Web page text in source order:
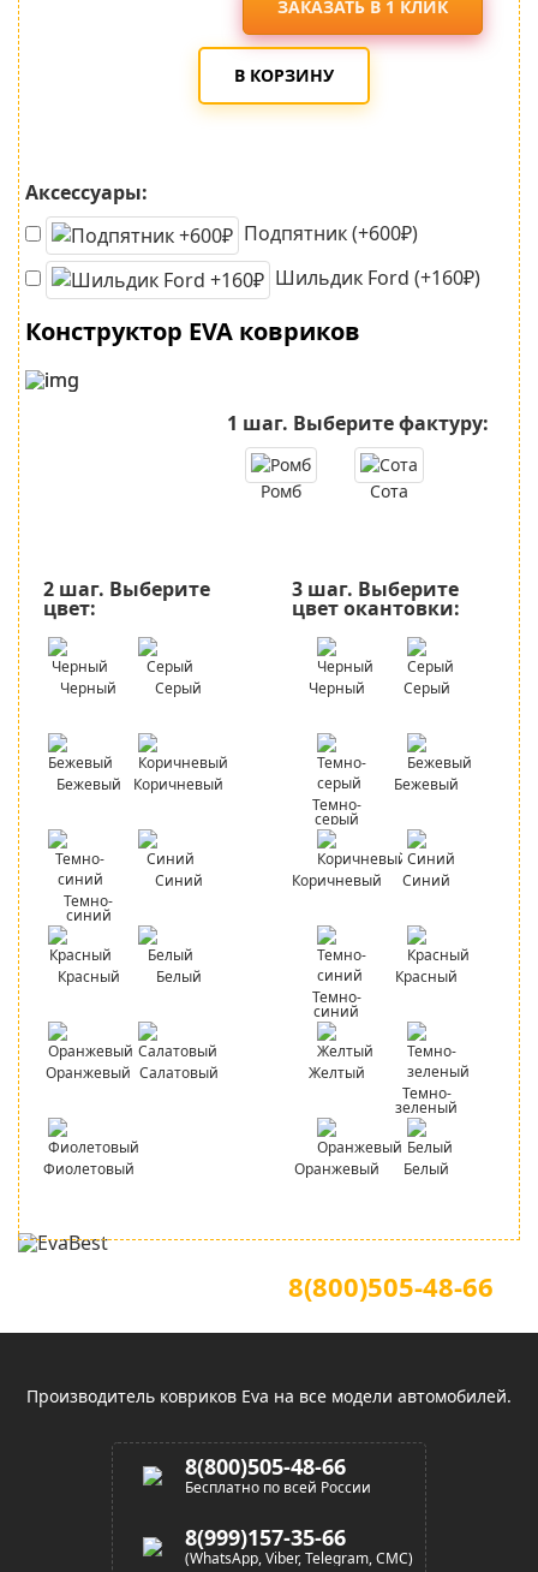
ЗАКАЗАТЬ В 1 КЛИК
В КОРЗИНУ
Аксессуары:
Подпятник (+600₽)
Шильдик Ford (+160₽)
Конструктор EVA ковриков
1 шаг. Выберите фактуру:
Ромб Сота
2 шаг. Выберите
цвет:
Черный Серый
Бежевый Коричневый
Темно-
синий
Синий
Красный Белый
Оранжевый Салатовый
Фиолетовый
3 шаг. Выберите
цвет окантовки:
Черный Серый
Темно-
серый
Бежевый
Коричневый Синий
Темно-
синий
Красный
Желтый
Темно-
зеленый
Оранжевый Белый
8(800)505-48-66
Производитель ковриков Eva на все модели автомобилей.
8(800)505-48-66
Бесплатно по всей России
8(999)157-35-66
(WhatsApp, Viber, Telegram, СМС)